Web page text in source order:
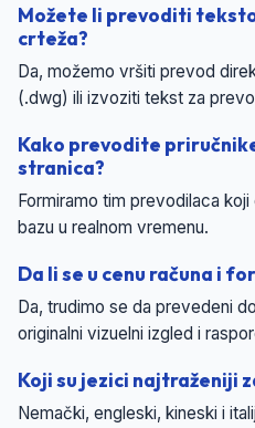
Možete li prevoditi
crteža?
Da, možemo vršiti prevod
(.dwg) ili izvoziti tekst za
Kako prevodite
stranica?
Formiramo tim prevodilaca
bazu u realnom vremenu.
Da li se u cenu računa i
Da, trudimo se da prevedeni
originalni vizuelni izgled i
Koji su jezici najtraženiji
Nemački, engleski, kineski i